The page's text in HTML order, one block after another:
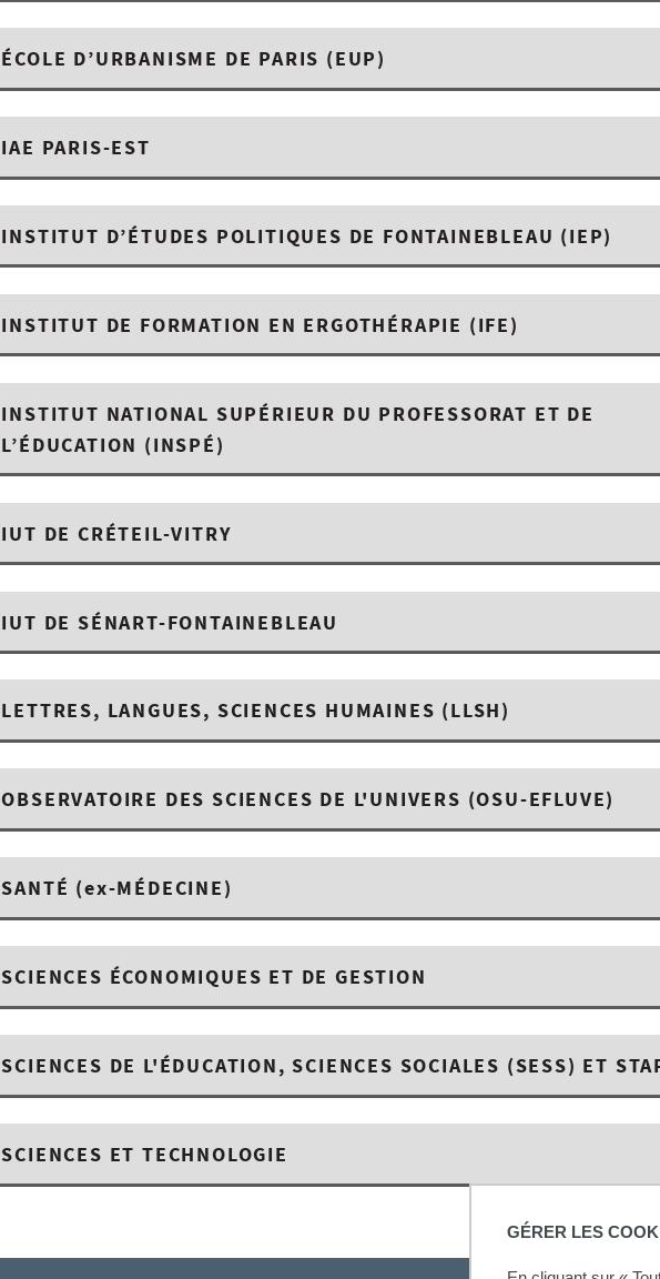
GÉRER LES
ÉCOLE D’URBANISME DE PARIS (EUP)
IAE PARIS-EST
INSTITUT D’ÉTUDES POLITIQUES DE FONTAINEBLEAU (IEP)
INSTITUT DE FORMATION EN ERGOTHÉRAPIE (IFE)
INSTITUT NATIONAL SUPÉRIEUR DU PROFESSORAT ET DE
L’ÉDUCATION (INSPÉ)
IUT DE CRÉTEIL-VITRY
IUT DE SÉNART-FONTAINEBLEAU
LETTRES, LANGUES, SCIENCES HUMAINES (LLSH)
OBSERVATOIRE DES SCIENCES DE L'UNIVERS (OSU-EFLUVE)
SANTÉ (ex-MÉDECINE)
SCIENCES ÉCONOMIQUES ET DE GESTION
SCIENCES DE L'ÉDUCATION, SCIENCES SOCIALES (SESS) ET
SCIENCES ET TECHNOLOGIE